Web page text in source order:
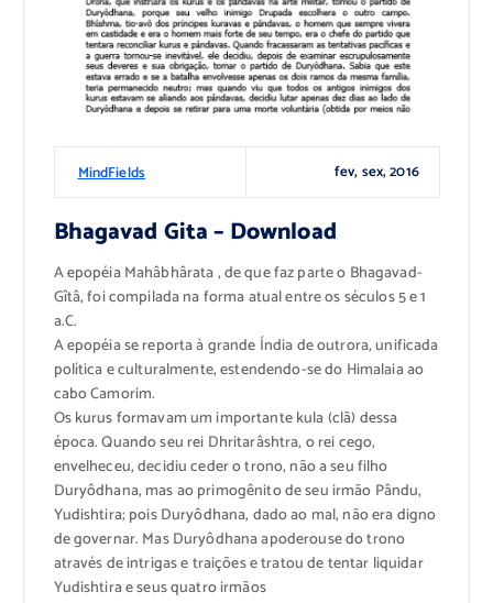
MindFields fev, sex, 2016
Bhagavad Gita – Download
A epopéia Mahâbhârata , de que faz parte o Bhagavad-
Gîtâ, foi compilada na forma atual entre os séculos 5 e 1
a.C.
A epopéia se reporta à grande Índia de outrora, unificada
política e culturalmente, estendendo-se do Himalaia ao
cabo Camorim.
Os kurus formavam um importante kula (clã) dessa
época. Quando seu rei Dhritarâshtra, o rei cego,
envelheceu, decidiu ceder o trono, não a seu filho
Duryôdhana, mas ao primogênito de seu irmão Pându,
Yudishtira; pois Duryôdhana, dado ao mal, não era digno
de governar. Mas Duryôdhana apoderouse do trono
através de intrigas e traições e tratou de tentar liquidar
Yudishtira e seus quatro irmãos